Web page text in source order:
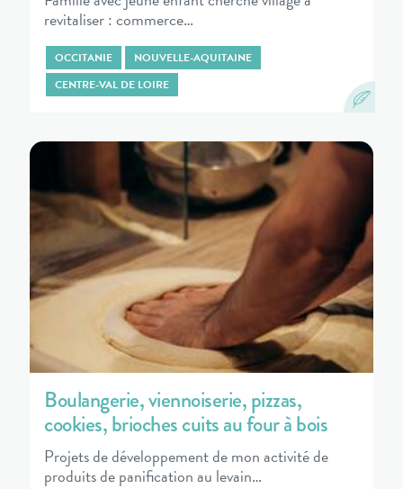
revitaliser : commerce…
OCCITANIE
NOUVELLE-AQUITAINE
CENTRE-VAL DE LOIRE
Boulangerie, viennoiserie, pizzas,
cookies, brioches cuits au four à bois
Projets de développement de mon activité de
produits de panification au levain…